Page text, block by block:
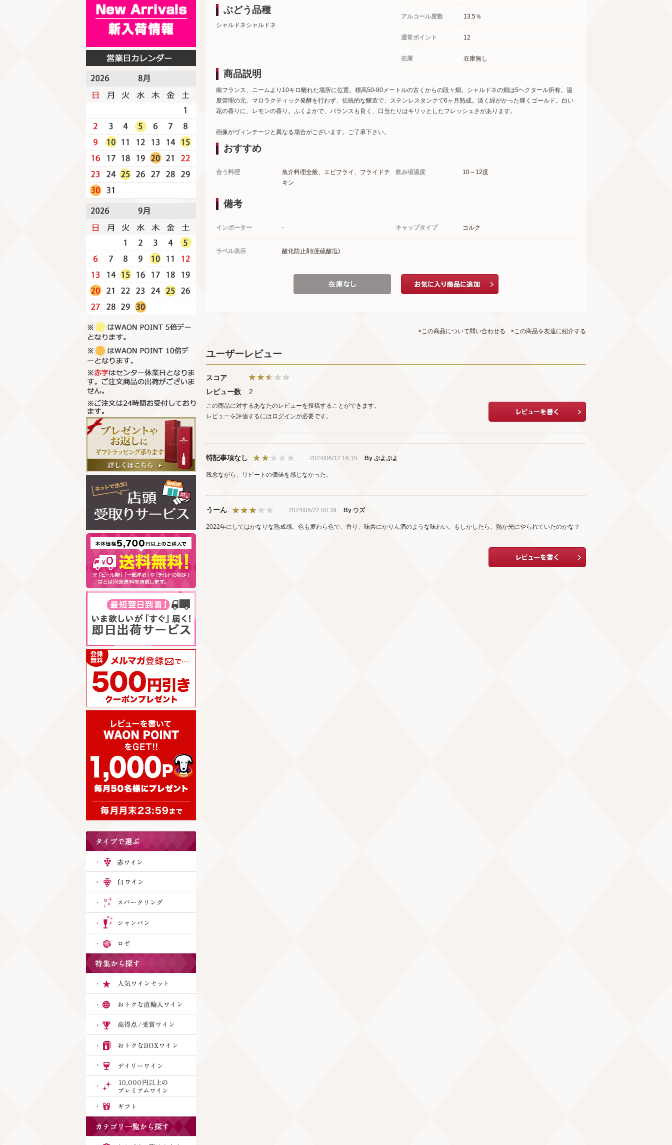
アルコール度数 13.5％
通常ポイント 12
在庫 在庫無し
ぶどう品種
シャルドネシャルドネ
商品説明
南フランス、ニームより10キロ離れた場所に位置。標高50-80メートルの古くからの段々畑。シャルドネの畑は5ヘクタール所有。温
度管理の元、マロラクティック発酵を行わず、伝統的な醸造で、ステンレスタンクで6ヶ月熟成。淡く緑がかった輝くゴールド。白い
花の香りに、レモンの香り。ふくよかで、バランスも良く、口当たりはキリッとしたフレッシュさがあります。
画像がヴィンテージと異なる場合がございます。ご了承下さい。
おすすめ
合う料理
魚介料理全般、エビフライ、フライドチ
キン
飲み頃温度 10～12度
備考
インポーター - キャップタイプ コルク
ラベル表示 酸化防止剤(亜硫酸塩)
>この商品について問い合わせる >この商品を友達に紹介する
ユーザーレビュー
スコア
レビュー数
2
この商品に対するあなたのレビューを投稿することができます。
レビューを評価するには ログインが必要です。
特記事項なし 2024/06/12 16:15 By ぷよぷよ
残念ながら、リピートの価値を感じなかった。
うーん 2024/05/22 00:39 By ウズ
2022年にしてはかなりな熟成感。色も麦わら色で、香り、味共にかりん酒のような味わい。もしかしたら、熱か光にやられていたのかな？